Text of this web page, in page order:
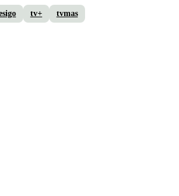
tv+ tvmas